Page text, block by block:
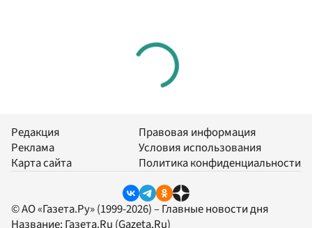
Редакция
Реклама
Карта сайта
Правовая информация
Условия использования
Политика конфиденциальности
© АО «Газета.Ру» (1999-2026) – Главные новости дня
Название: Газета.Ru (Gazeta.Ru)